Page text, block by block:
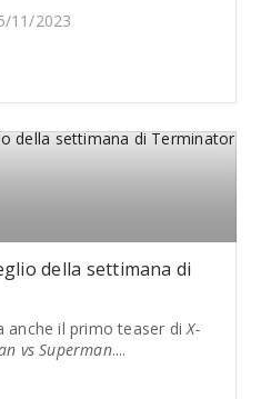
11/2023
della settimana di
anche il primo teaser diX-
vs Superman....